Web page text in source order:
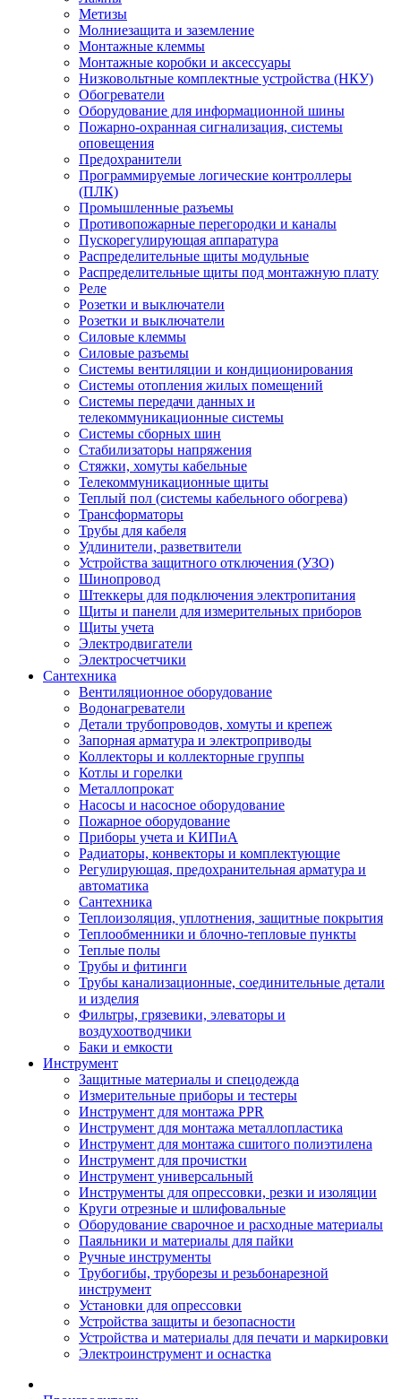
Метизы
Молниезащита и заземление
Монтажные клеммы
Монтажные коробки и аксессуары
Низковольтные комплектные устройства (НКУ)
Обогреватели
Оборудование для информационной шины
Пожарно-охранная сигнализация, системы
оповещения
Предохранители
Программируемые логические контроллеры
(ПЛК)
Промышленные разъемы
Противопожарные перегородки и каналы
Пускорегулирующая аппаратура
Распределительные щиты модульные
Распределительные щиты под монтажную плату
Реле
Розетки и выключатели
Розетки и выключатели
Силовые клеммы
Силовые разъемы
Системы вентиляции и кондиционирования
Системы отопления жилых помещений
Системы передачи данных и
телекоммуникационные системы
Системы сборных шин
Стабилизаторы напряжения
Стяжки, хомуты кабельные
Телекоммуникационные щиты
Теплый пол (системы кабельного обогрева)
Трансформаторы
Трубы для кабеля
Удлинители, разветвители
Устройства защитного отключения (УЗО)
Шинопровод
Штеккеры для подключения электропитания
Щиты и панели для измерительных приборов
Щиты учета
Электродвигатели
Электросчетчики
Сантехника
Вентиляционное оборудование
Водонагреватели
Детали трубопроводов, хомуты и крепеж
Запорная арматура и электроприводы
Коллекторы и коллекторные группы
Котлы и горелки
Металлопрокат
Насосы и насосное оборудование
Пожарное оборудование
Приборы учета и КИПиА
Радиаторы, конвекторы и комплектующие
Регулирующая, предохранительная арматура и
автоматика
Сантехника
Теплоизоляция, уплотнения, защитные покрытия
Теплообменники и блочно-тепловые пункты
Теплые полы
Трубы и фитинги
Трубы канализационные, соединительные детали
и изделия
Фильтры, грязевики, элеваторы и
воздухоотводчики
Баки и емкости
Инструмент
Защитные материалы и спецодежда
Измерительные приборы и тестеры
Инструмент для монтажа PPR
Инструмент для монтажа металлопластика
Инструмент для монтажа сшитого полиэтилена
Инструмент для прочистки
Инструмент универсальный
Инструменты для опрессовки, резки и изоляции
Круги отрезные и шлифовальные
Оборудование сварочное и расходные материалы
Паяльники и материалы для пайки
Ручные инструменты
Трубогибы, труборезы и резьбонарезной
инструмент
Установки для опрессовки
Устройства защиты и безопасности
Устройства и материалы для печати и маркировки
Электроинструмент и оснастка